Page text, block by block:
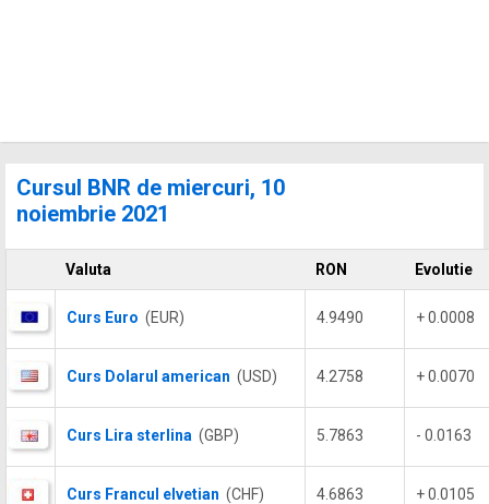
Cursul BNR de miercuri, 10
noiembrie 2021
Valuta RON Evolutie
Curs Euro (EUR) 4.9490 + 0.0008
Curs Dolarul american (USD) 4.2758 + 0.0070
Curs Lira sterlina (GBP) 5.7863 - 0.0163
Curs Francul elvetian (CHF) 4.6863 + 0.0105